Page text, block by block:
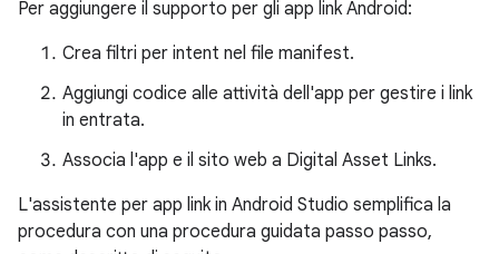
Per aggiungere il supporto per gli app link Android:
Crea filtri per intent nel file manifest.
Aggiungi codice alle attività dell'app per gestire i link
in entrata.
Associa l'app e il sito web a Digital Asset Links.
L'assistente per app link in Android Studio semplifica la
procedura con una procedura guidata passo passo,